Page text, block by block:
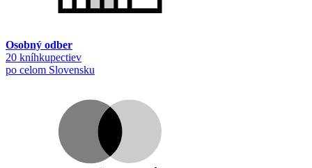
Osobný odber
20 kníhkupectiev
po celom Slovensku